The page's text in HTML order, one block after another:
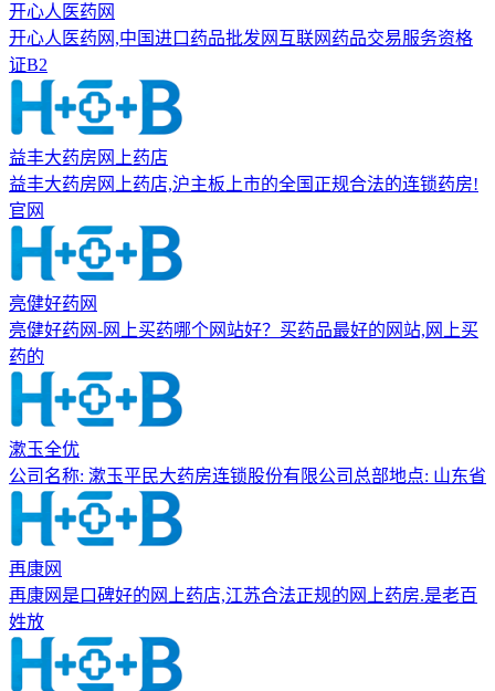
开心人医药网
开心人医药网,中国进口药品批发网互联网药品交易服务资格
证B2
益丰大药房网上药店
益丰大药房网上药店,沪主板上市的全国正规合法的连锁药房!
官网
亮健好药网
亮健好药网-网上买药哪个网站好？买药品最好的网站,网上买
药的
漱玉全优
公司名称: 漱玉平民大药房连锁股份有限公司总部地点: 山东省
再康网
再康网是口碑好的网上药店,江苏合法正规的网上药房.是老百
姓放